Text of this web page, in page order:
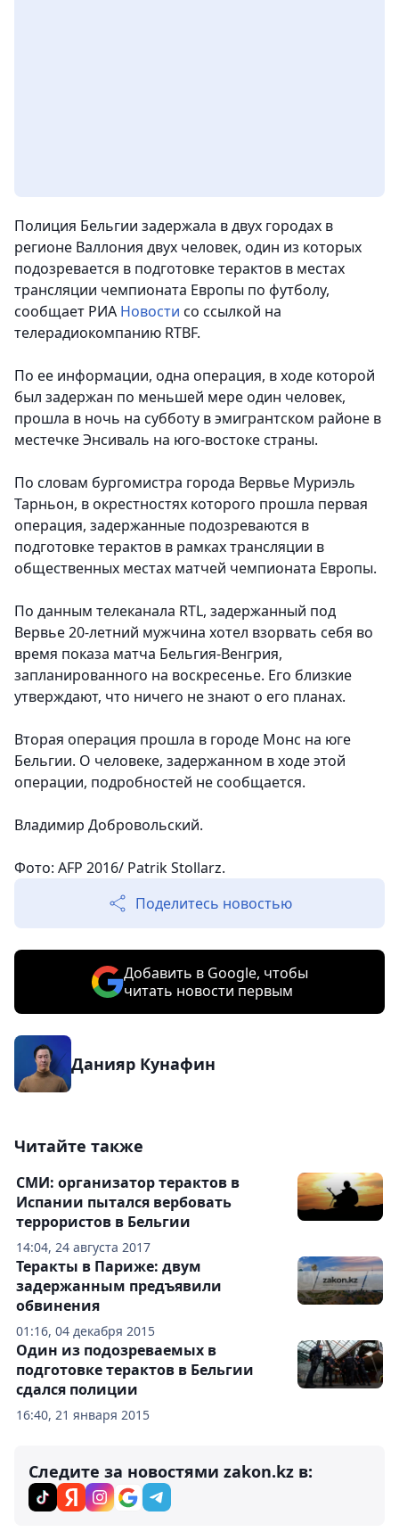
Полиция Бельгии задержала в двух городах в
регионе Валлония двух человек, один из которых
подозревается в подготовке терактов в местах
трансляции чемпионата Европы по футболу,
сообщает РИА Новости со ссылкой на
телерадиокомпанию RTBF.
По ее информации, одна операция, в ходе которой
был задержан по меньшей мере один человек,
прошла в ночь на субботу в эмигрантском районе в
местечке Энсиваль на юго-востоке страны.
По словам бургомистра города Вервье Муриэль
Тарньон, в окрестностях которого прошла первая
операция, задержанные подозреваются в
подготовке терактов в рамках трансляции в
общественных местах матчей чемпионата Европы.
По данным телеканала RTL, задержанный под
Вервье 20-летний мужчина хотел взорвать себя во
время показа матча Бельгия-Венгрия,
запланированного на воскресенье. Его близкие
утверждают, что ничего не знают о его планах.
Вторая операция прошла в городе Монс на юге
Бельгии. О человеке, задержанном в ходе этой
операции, подробностей не сообщается.
Владимир Добровольский.
Фото: AFP 2016/ Patrik Stollarz.
Поделитесь новостью
Добавить в Google, чтобы
читать новости первым
Данияр Кунафин
Читайте также
14:04, 24 августа 2017
СМИ: организатор терактов в
Испании пытался вербовать
террористов в Бельгии
01:16, 04 декабря 2015
Теракты в Париже: двум
задержанным предъявили
обвинения
16:40, 21 января 2015
Один из подозреваемых в
подготовке терактов в Бельгии
сдался полиции
Следите за новостями zakon.kz в: